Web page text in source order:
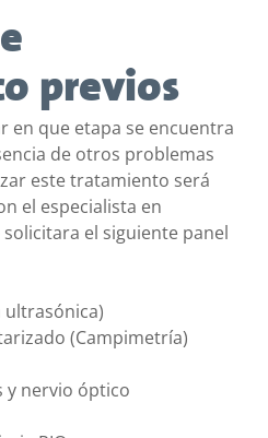
previos
en que etapa se encuentra
de otros problemas
este tratamiento será
el especialista en
el siguiente panel
ultrasónica)
(Campimetría)
y nervio óptico